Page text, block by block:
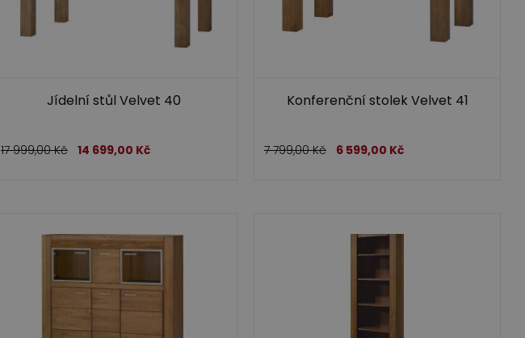
Jídelní stůl Velvet 40
17 999,00Kč 14 699,00 Kč
Konferenční stolek Velvet 41
7 799,00Kč 6 599,00 Kč